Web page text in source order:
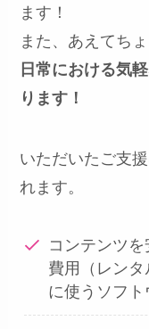
ます！
また、あえてち
日常における気
ります！
いただいたご支
れます。
コンテンツ
費用（レン
に使うソフト